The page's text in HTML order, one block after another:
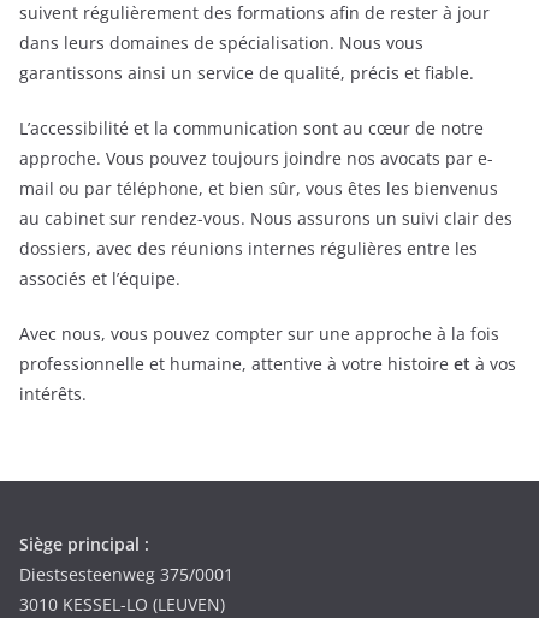
suivent régulièrement des formations afin de rester à jour
dans leurs domaines de spécialisation. Nous vous
garantissons ainsi un service de qualité, précis et fiable.
L’accessibilité et la communication sont au cœur de notre
approche. Vous pouvez toujours joindre nos avocats par e-
mail ou par téléphone, et bien sûr, vous êtes les bienvenus
au cabinet sur rendez-vous. Nous assurons un suivi clair des
dossiers, avec des réunions internes régulières entre les
associés et l’équipe.
Avec nous, vous pouvez compter sur une approche à la fois
professionnelle et humaine, attentive à votre histoire et à vos
intérêts.
Siège principal :
Diestsesteenweg 375/0001
3010 KESSEL-LO (LEUVEN)